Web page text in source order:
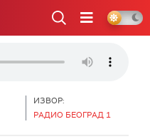
ИЗВОР:
РАДИО БЕОГРАД 1